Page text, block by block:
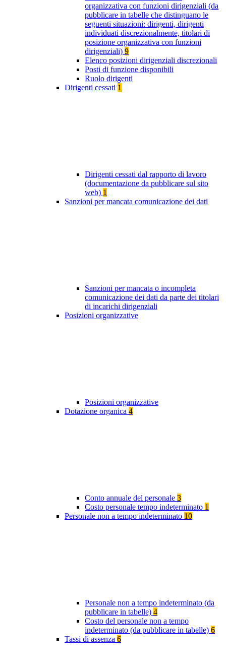
organizzativa con funzioni dirigenziali (da
pubblicare in tabelle che distinguano le
seguenti situazioni: dirigenti, dirigenti
individuati discrezionalmente, titolari di
posizione organizzativa con funzioni
dirigenziali) 9
Elenco posizioni dirigenziali discrezionali
Posti di funzione disponibili
Ruolo dirigenti
Dirigenti cessati 1
Dirigenti cessati dal rapporto di lavoro
(documentazione da pubblicare sul sito
web) 1
Sanzioni per mancata comunicazione dei dati
Sanzioni per mancata o incompleta
comunicazione dei dati da parte dei titolari
di incarichi dirigenziali
Posizioni organizzative
Posizioni organizzative
Dotazione organica 4
Conto annuale del personale 3
Costo personale tempo indeterminato 1
Personale non a tempo indeterminato 10
Personale non a tempo indeterminato (da
pubblicare in tabelle) 4
Costo del personale non a tempo
indeterminato (da pubblicare in tabelle) 6
Tassi di assenza 6